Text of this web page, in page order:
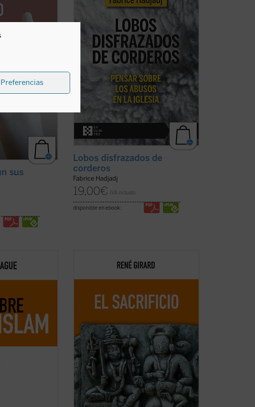
Preferencias
una sucesión de
una teoría de la
sus
Una denuncia de la mentira, la impostura
y la credulidad. Un alegato a favor de la
fe. Un ensayo vigorizante, ejemplar por
(ver ficha)
Lobos disfrazados de
corderos
Fabrice Hadjadj
19,00€ IVA incluido
disponible en ebook:
forma de
¿Una
vuelve sobre
ficha)
Esta nueva edición, publicada a modo de
edificio girardiano, pues el sacrificio no
es un tema cualquiera de la antropología